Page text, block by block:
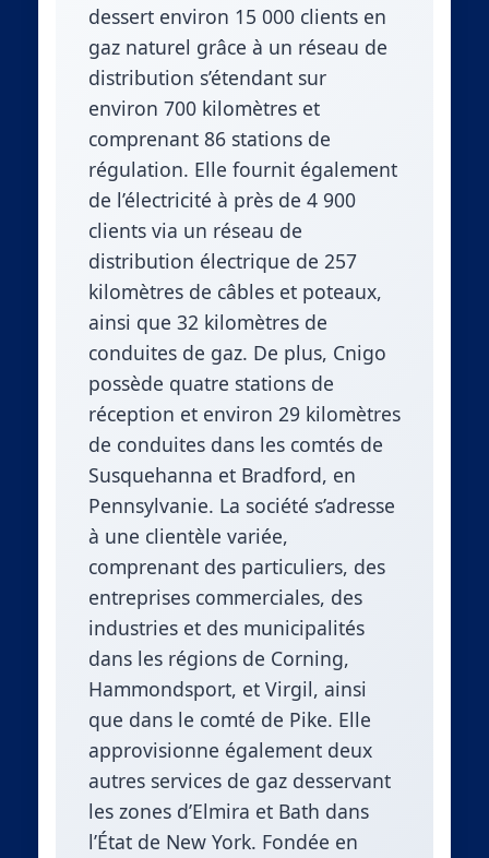
dessert environ 15 000 clients en
gaz naturel grâce à un réseau de
distribution s’étendant sur
environ 700 kilomètres et
comprenant 86 stations de
régulation. Elle fournit également
de l’électricité à près de 4 900
clients via un réseau de
distribution électrique de 257
kilomètres de câbles et poteaux,
ainsi que 32 kilomètres de
conduites de gaz. De plus, Cnigo
possède quatre stations de
réception et environ 29 kilomètres
de conduites dans les comtés de
Susquehanna et Bradford, en
Pennsylvanie. La société s’adresse
à une clientèle variée,
comprenant des particuliers, des
entreprises commerciales, des
industries et des municipalités
dans les régions de Corning,
Hammondsport, et Virgil, ainsi
que dans le comté de Pike. Elle
approvisionne également deux
autres services de gaz desservant
les zones d’Elmira et Bath dans
l’État de New York. Fondée en